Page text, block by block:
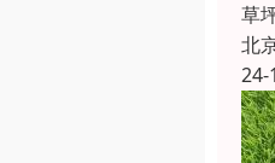
草
北
24-